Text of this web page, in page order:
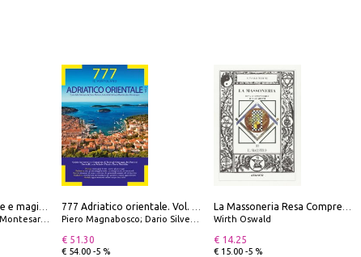
Piero Magnabosco; Dario Silvestro; Marco Sbrizzi
€ 51.30
€ 54.00 -5 %
Wirth Oswald
€ 14.25
€ 15.00 -5 %